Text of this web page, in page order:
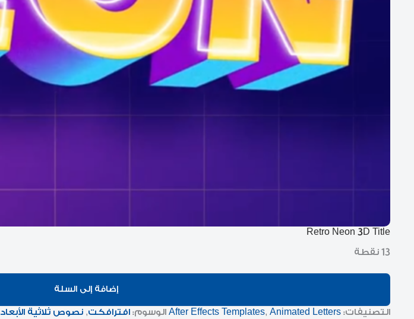
Retro Neon 3D Title
13 نقطة
إضافة إلى السلة
التصنيفات: After Effects Templates, Animated Letters الوسوم: افترافكت, نصوص ثلاثية الأبعاد